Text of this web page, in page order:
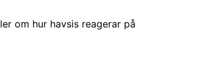
om hur havsis reagerar på